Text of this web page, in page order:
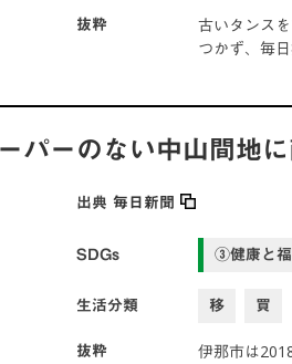
抜粋
古いタンス
つかず、毎
パーのない中山間地
出典 毎日新聞
SDGs ③健康と
生活分類 移 買
抜粋
伊那市は